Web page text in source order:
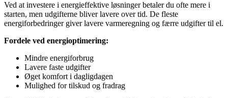
Ved at investere i energieffektive løsninger betaler du ofte mere i
starten, men udgifterne bliver lavere over tid. De fleste
energiforbedringer giver lavere varmeregning og færre udgifter til el.
Fordele ved energioptimering:
Mindre energiforbrug
Lavere faste udgifter
Øget komfort i dagligdagen
Mulighed for tilskud og fradrag